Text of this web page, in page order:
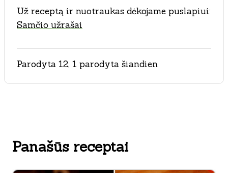
Už receptą ir nuotraukas dėkojame puslapiui:
Samčio užrašai
Parodyta 12, 1 parodyta šiandien
Panašūs receptai